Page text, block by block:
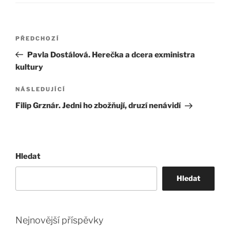
Navigace
příspěvek
Předchozí
příspěvek
PŘEDCHOZÍ
Pavla Dostálová. Herečka a dcera exministra
kultury
Následující
příspěvek
NÁSLEDUJÍCÍ
Filip Grznár. Jedni ho zbožňují, druzí nenávidí
Hledat
Hledat
Nejnovější příspěvky